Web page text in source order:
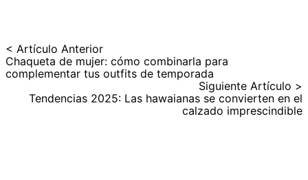
< Artículo Anterior
Chaqueta de mujer: cómo combinarla para
complementar tus outfits de temporada
Siguiente Artículo >
Tendencias 2025: Las hawaianas se convierten en el
calzado imprescindible